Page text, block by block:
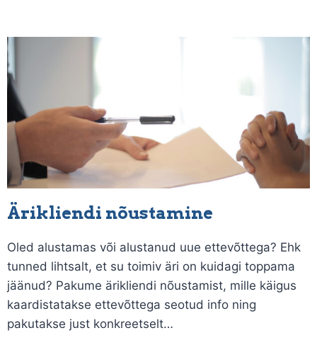
Ärikliendi nõustamine
Oled alustamas või alustanud uue ettevõttega? Ehk
tunned lihtsalt, et su toimiv äri on kuidagi toppama
jäänud? Pakume ärikliendi nõustamist, mille käigus
kaardistatakse ettevõttega seotud info ning
pakutakse just konkreetselt…